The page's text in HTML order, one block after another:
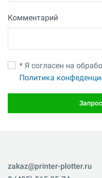
Комментарий
* Я согласен на
Политика
zakaz@printer-plotter.ru